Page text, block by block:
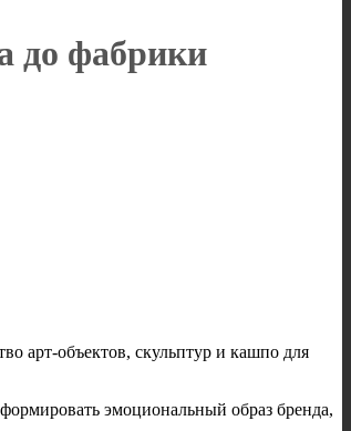
до фабрики
арт-объектов, скульптур и кашпо для
эмоциональный образ бренда,